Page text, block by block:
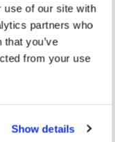
use of our site with
partners who
you’ve
from your use
Show details